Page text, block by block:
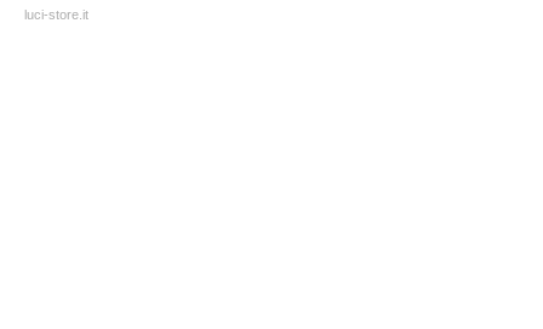
luci-store.it